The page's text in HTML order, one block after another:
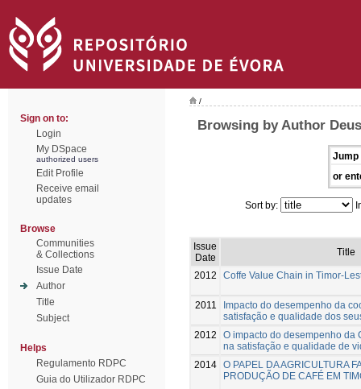
Sign on to:
Login
My DSpace
authorized users
Edit Profile
Receive email
updates
Browse
Communities
& Collections
Issue Date
Author
Title
Subject
Helps
Regulamento RDPC
Guia do Utilizador RDPC
/
Browsing by Author
Jump
or
Sort by:
Issue
Date
Title
2012 Coffe Value Chain in Timor-
2011
Impacto do desempenho da
satisfação e qualidade dos
2012
O impacto do desempenho da
na satisfação e qualidade de
2014 O PAPEL DA AGRICULTURA
PRODUÇÃO DE CAFÉ EM